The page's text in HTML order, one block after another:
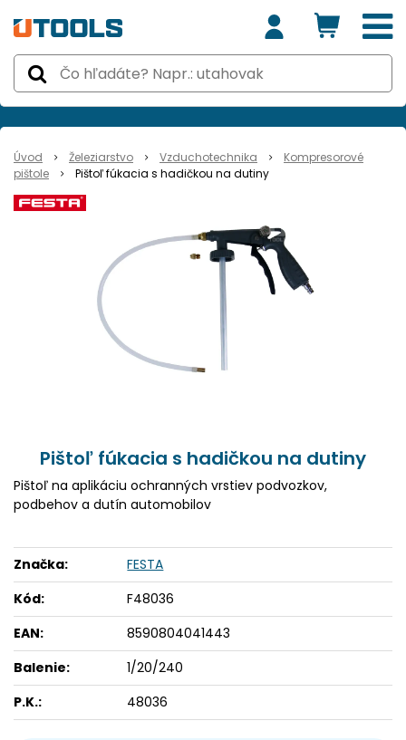
Úvod Železiarstvo Vzduchotechnika
Kompresorové
pištole
Pištoľ fúkacia s hadičkou na dutiny
Pištoľ fúkacia s hadičkou na dutiny
Pištoľ na aplikáciu ochranných vrstiev podvozkov,
podbehov a dutín automobilov
Značka:
FESTA
Kód:
F48036
EAN:
8590804041443
Balenie:
1/20/240
P.K.:
48036